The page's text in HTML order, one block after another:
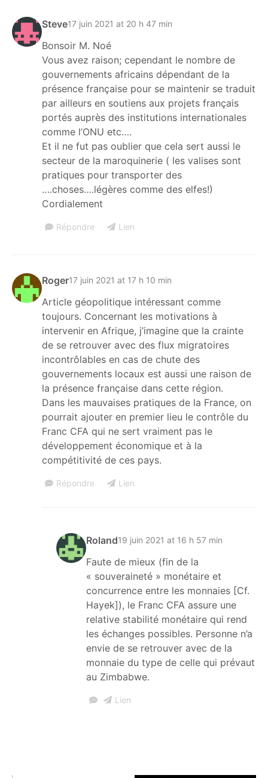
Steve17 juin 2021 at 20 h 47 min
Bonsoir M. Noé
Vous avez raison; cependant le nombre de
gouvernements africains dépendant de la
présence française pour se maintenir se traduit
par ailleurs en soutiens aux projets français
portés auprès des institutions internationales
comme l’ONU etc….
Et il ne fut pas oublier que cela sert aussi le
secteur de la maroquinerie ( les valises sont
pratiques pour transporter des
….choses….légères comme des elfes!)
Cordialement
Répondre Lien
Roger17 juin 2021 at 17 h 10 min
Article géopolitique intéressant comme
toujours. Concernant les motivations à
intervenir en Afrique, j’imagine que la crainte
de se retrouver avec des flux migratoires
incontrôlables en cas de chute des
gouvernements locaux est aussi une raison de
la présence française dans cette région.
Dans les mauvaises pratiques de la France, on
pourrait ajouter en premier lieu le contrôle du
Franc CFA qui ne sert vraiment pas le
développement économique et à la
compétitivité de ces pays.
Répondre Lien
Roland19 juin 2021 at 16 h 57 min
Faute de mieux (fin de la
« souveraineté » monétaire et
concurrence entre les monnaies [Cf.
Hayek]), le Franc CFA assure une
relative stabilité monétaire qui rend
les échanges possibles. Personne n’a
envie de se retrouver avec de la
monnaie du type de celle qui prévaut
au Zimbabwe.
Lien